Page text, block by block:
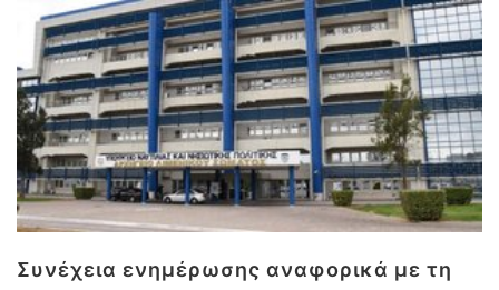
Συνέχεια ενημέρωσης αναφορικά με τη